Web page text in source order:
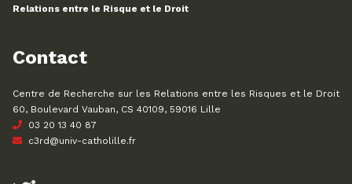
Relations entre le Risque et le Droit
Contact
Centre de Recherche sur les Relations entre les Risques et le Droit
60, Boulevard Vauban, CS 40109, 59016 Lille
03 20 13 40 87
c3rd@univ-catholille.fr